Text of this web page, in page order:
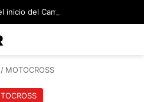
/ MOTOCROSS